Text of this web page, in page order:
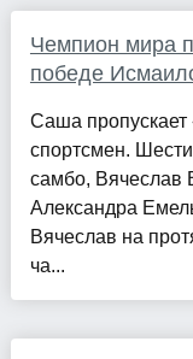
Чемпион мира
победе
Саша пропускает
спортсмен.
самбо, Вячеслав
Александра
Вячеслав на
ча...